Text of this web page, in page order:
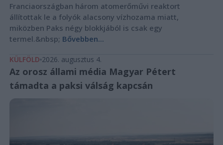
Franciaországban három atomerőművi reaktort
állítottak le a folyók alacsony vízhozama miatt,
miközben Paks négy blokkjából is csak egy
termel.&nbsp; Bővebben...
KÜLFÖLD 2026. augusztus 4.
Az orosz állami média Magyar Pétert
támadta a paksi válság kapcsán